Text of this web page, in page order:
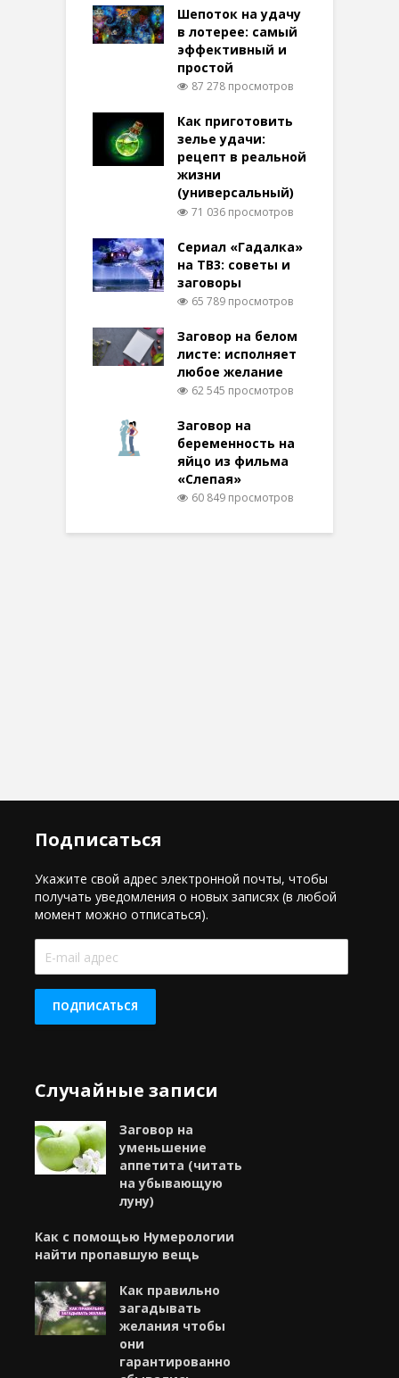
Шепоток на удачу
в лотерее: самый
эффективный и
простой
87 278 просмотров
Как приготовить
зелье удачи:
рецепт в реальной
жизни
(универсальный)
71 036 просмотров
Сериал «Гадалка»
на ТВ3: советы и
заговоры
65 789 просмотров
Заговор на белом
листе: исполняет
любое желание
62 545 просмотров
Заговор на
беременность на
яйцо из фильма
«Слепая»
60 849 просмотров
Подписаться
Укажите свой адрес электронной почты, чтобы
получать уведомления о новых записях (в любой
момент можно отписаться).
E-
mail
ПОДПИСАТЬСЯ
Случайные записи
Заговор на
уменьшение
аппетита (читать
на убывающую
луну)
Как с помощью Нумерологии
найти пропавшую вещь
Как правильно
загадывать
желания чтобы
они
гарантированно